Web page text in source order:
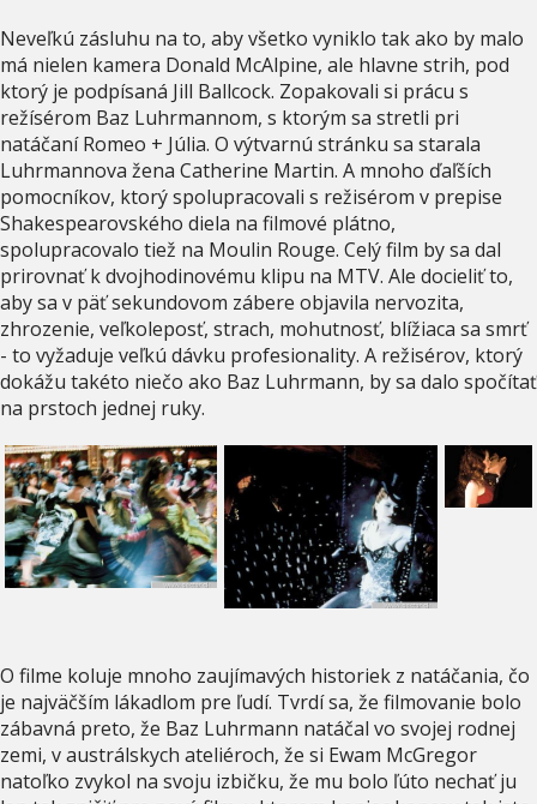
Neveľkú zásluhu na to, aby všetko vyniklo tak ako by malo
má nielen kamera Donald McAlpine, ale hlavne strih, pod
ktorý je podpísaná Jill Ballcock. Zopakovali si prácu s
režísérom Baz Luhrmannom, s ktorým sa stretli pri
natáčaní Romeo + Júlia. O výtvarnú stránku sa starala
Luhrmannova žena Catherine Martin. A mnoho ďaľších
pomocníkov, ktorý spolupracovali s režisérom v prepise
Shakespearovského diela na filmové plátno,
spolupracovalo tiež na Moulin Rouge. Celý film by sa dal
prirovnať k dvojhodinovému klipu na MTV. Ale docieliť to,
aby sa v päť sekundovom zábere objavila nervozita,
zhrozenie, veľkoleposť, strach, mohutnosť, blížiaca sa smrť
- to vyžaduje veľkú dávku profesionality. A režisérov, ktorý
dokážu takéto niečo ako Baz Luhrmann, by sa dalo spočítať
na prstoch jednej ruky.
O filme koluje mnoho zaujímavých historiek z natáčania, čo
je najväčším lákadlom pre ľudí. Tvrdí sa, že filmovanie bolo
zábavná preto, že Baz Luhrmann natáčal vo svojej rodnej
zemi, v austrálskych ateliéroch, že si Ewam McGregor
natoľko zvykol na svoju izbičku, že mu bolo ľúto nechať ju